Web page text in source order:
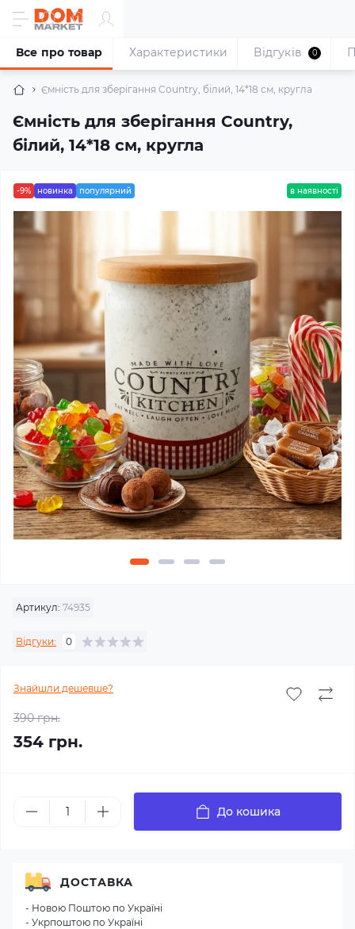
Ємність для зберігання Country, білий, 14*18 см, кругла
Ємність для зберігання Country,
білий, 14*18 см, кругла
Все про товар Характеристики Відгуків 0
-9% новинка популярний в наявності
Артикул: 74935
Відгуки: 0
Знайшли дешевше?
390 грн.
354 грн.
До кошика
ДОСТАВКА
- Новою Поштою по Україні
- Укрпоштою по Україні